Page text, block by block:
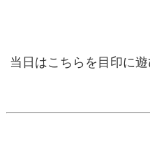
当日はこちらを目印に